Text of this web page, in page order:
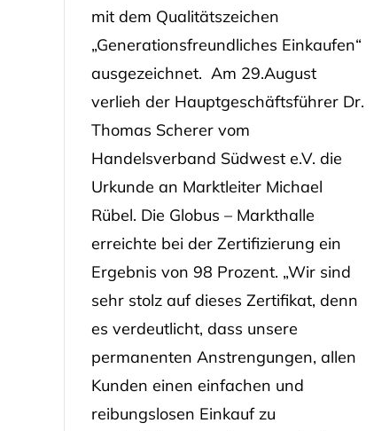
mit dem Qualitätszeichen
„Generationsfreundliches Einkaufen“
ausgezeichnet. Am 29.August
verlieh der Hauptgeschäftsführer Dr.
Thomas Scherer vom
Handelsverband Südwest e.V. die
Urkunde an Marktleiter Michael
Rübel. Die Globus – Markthalle
erreichte bei der Zertifizierung ein
Ergebnis von 98 Prozent. „Wir sind
sehr stolz auf dieses Zertifikat, denn
es verdeutlicht, dass unsere
permanenten Anstrengungen, allen
Kunden einen einfachen und
reibungslosen Einkauf zu